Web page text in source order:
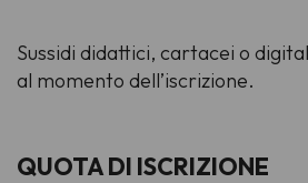
Sussidi didattici, cartacei o
al momento dell’iscrizione.
QUOTA DI ISCRIZIONE